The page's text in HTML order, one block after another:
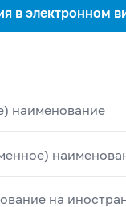
наименование
на